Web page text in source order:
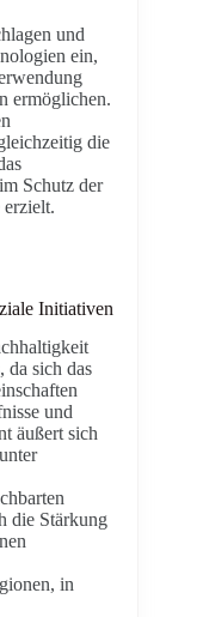
und
ein,
ermöglichen.
die
Schutz der
erzielt.
Initiativen
da sich das
und
äußert sich
die Stärkung
in